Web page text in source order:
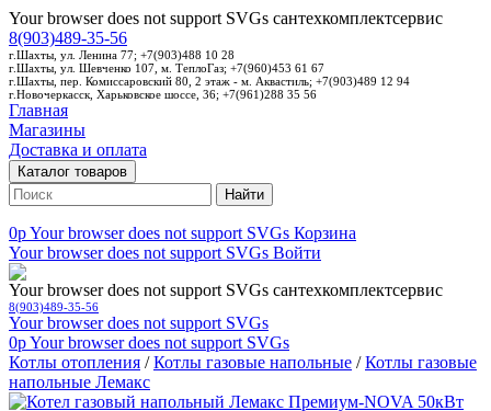
Your browser does not support SVGs сантехкомплектсервис
8(903)489-35-56
г.Шахты, ул. Ленина 77; +7(903)488 10 28
г.Шахты, ул. Шевченко 107, м. ТеплоГаз; +7(960)453 61 67
г.Шахты, пер. Комиссаровский 80, 2 этаж - м. Аквастиль; +7(903)489 12 94
г.Новочеркасск, Харьковское шоссе, 36; +7(961)288 35 56
Главная
Магазины
Доставка и оплата
Каталог товаров
Найти
0pYour browser does not support SVGs Корзина
Your browser does not support SVGs Войти
Your browser does not support SVGs сантехкомплектсервис
8(903)489-35-56
Your browser does not support SVGs
0pYour browser does not support SVGs
Котлы отопления /Котлы газовые напольные /Котлы газовые
напольные Лемакс